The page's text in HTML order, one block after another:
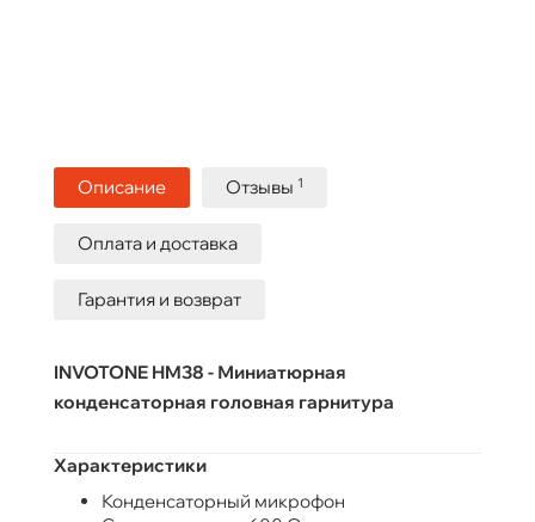
Описание Отзывы 1
Оплата и доставка
Гарантия и возврат
INVOTONE HM38 - Миниатюрная
конденсаторная головная гарнитура
Характеристики
Конденсаторный микрофон